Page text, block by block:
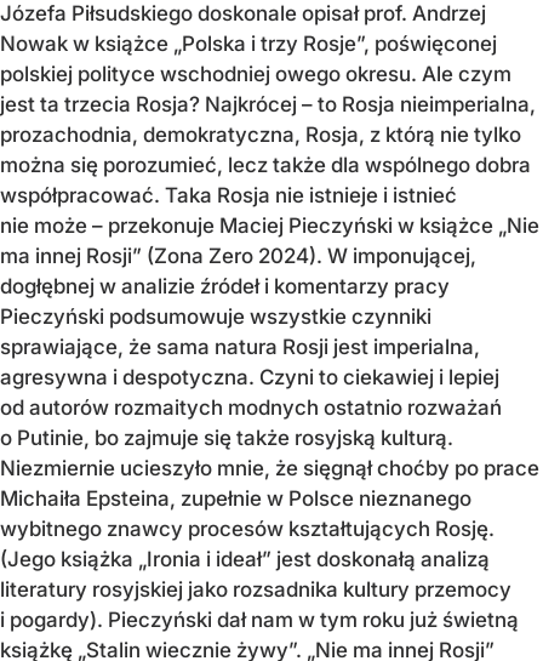
Józefa Piłsudskiego doskonale opisał prof. Andrzej
Nowak w książce „Polska i trzy Rosje”, poświęconej
polskiej polityce wschodniej owego okresu. Ale czym
jest ta trzecia Rosja? Najkrócej – to Rosja nieimperialna,
prozachodnia, demokratyczna, Rosja, z którą nie tylko
można się porozumieć, lecz także dla wspólnego dobra
współpracować. Taka Rosja nie istnieje i istnieć
nie może – przekonuje Maciej Pieczyński w książce „Nie
ma innej Rosji” (Zona Zero 2024). W imponującej,
dogłębnej w analizie źródeł i komentarzy pracy
Pieczyński podsumowuje wszystkie czynniki
sprawiające, że sama natura Rosji jest imperialna,
agresywna i despotyczna. Czyni to ciekawiej i lepiej
od autorów rozmaitych modnych ostatnio rozważań
o Putinie, bo zajmuje się także rosyjską kulturą.
Niezmiernie ucieszyło mnie, że sięgnął choćby po prace
Michaiła Epsteina, zupełnie w Polsce nieznanego
wybitnego znawcy procesów kształtujących Rosję.
(Jego książka „Ironia i ideał” jest doskonałą analizą
literatury rosyjskiej jako rozsadnika kultury przemocy
i pogardy). Pieczyński dał nam w tym roku już świetną
książkę „Stalin wiecznie żywy”. „Nie ma innej Rosji”